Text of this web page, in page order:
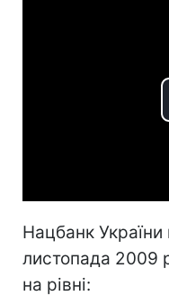
Нацбанк
листопада 2009
на рівні: